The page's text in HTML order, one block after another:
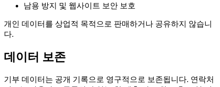
남용 방지 및 웹사이트 보안 보호
개인 데이터를 상업적 목적으로 판매하거나 공유하지 않습니
다.
데이터 보존
기부 데이터는 공개 기록으로 영구적으로 보존됩니다. 연락처